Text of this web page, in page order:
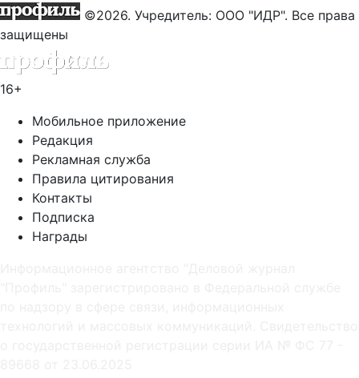
©2026. Учредитель: ООО "ИДР". Все права
защищены
16+
Мобильное приложение
Редакция
Рекламная служба
Правила цитирования
Контакты
Подписка
Награды